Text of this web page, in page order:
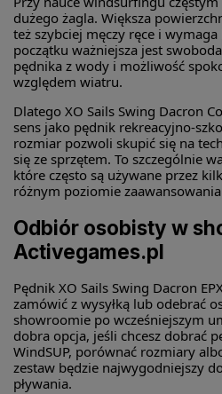
dużego żagla. Większa
też szybciej męczy ręce i
początku ważniejsza jest
pędnika z wody i możliwość
względem wiatru.
Dlatego XO Sails Swing Dacron
sens jako pędnik rekreacyjno-
rozmiar pozwoli skupić się na
się ze sprzętem. To szczególnie
które często są używane przez
różnym poziomie
Odbiór osobisty w
Activegames.pl
Pędnik XO Sails Swing Dacron
zamówić z wysyłką lub odebrać
showroomie po wcześniejszym
dobra opcja, jeśli chcesz dobrać
WindSUP, porównać rozmiary
zestaw będzie najwygodniejszy
pływania.